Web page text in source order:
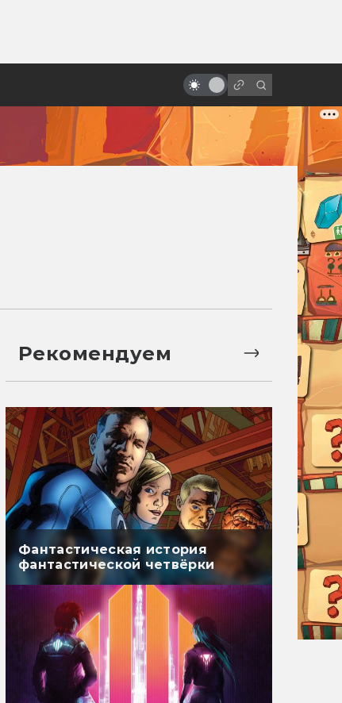
ужасов: от «Вия» до «Гоголя»
Рекомендуем
Фантастическая история
фантастической четвёрки